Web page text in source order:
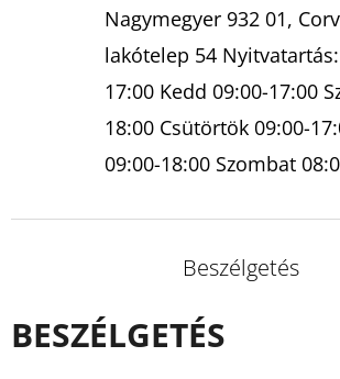
Nagymegyer 932 01,
lakótelep 54
17:00 Kedd 09:00-17:00
18:00 Csütörtök 09:00-
09:00-18:00 Szombat
Beszélgetés
BESZÉLGETÉS